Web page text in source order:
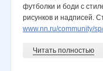
футболки и боди с
рисунков и надписей.
www.nn.ru/community/
Читать полностью